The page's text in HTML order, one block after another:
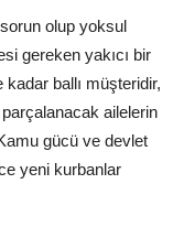
sorun olup yoksul
gereken yakıcı bir
kadar ballı müşteridir,
ailelerin
gücü ve devlet
yeni kurbanlar